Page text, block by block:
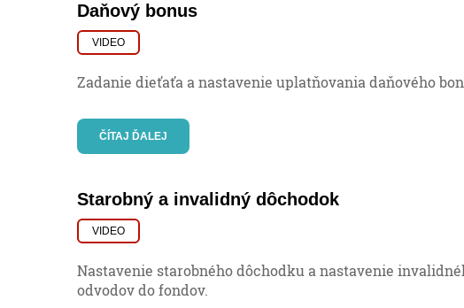
Daňový bonus
VIDEO
Zadanie dieťaťa a nastavenie uplatňovania daňového
ČÍTAJ ĎALEJ
Starobný a invalidný dôchodok
VIDEO
Nastavenie starobného dôchodku a nastavenie
odvodov do fondov.